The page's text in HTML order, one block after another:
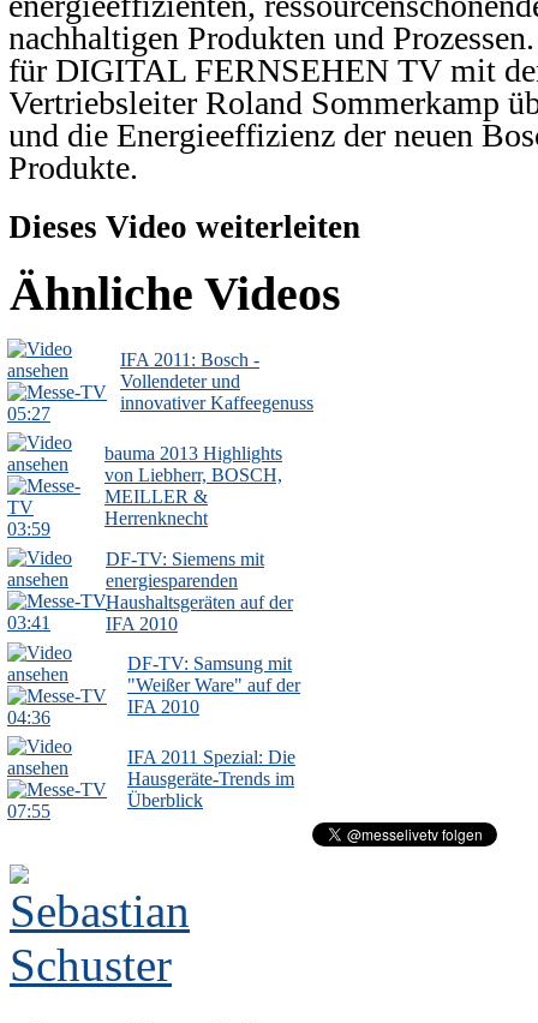
nachhaltigen Produkten und
für DIGITAL FERNSEHEN TV mit
Vertriebsleiter Roland Sommerkamp
und die Energieeffizienz der neuen
Produkte.
Dieses Video weiterleiten
Ähnliche Videos
05:27
IFA 2011: Bosch -
Vollendeter und
innovativer Kaffeegenuss
03:59
bauma 2013 Highlights
von Liebherr, BOSCH,
MEILLER &
Herrenknecht
03:41
DF-TV: Siemens mit
energiesparenden
Haushaltsgeräten auf der
IFA 2010
04:36
DF-TV: Samsung mit
"Weißer Ware" auf der
IFA 2010
07:55
IFA 2011 Spezial: Die
Hausgeräte-Trends im
Überblick